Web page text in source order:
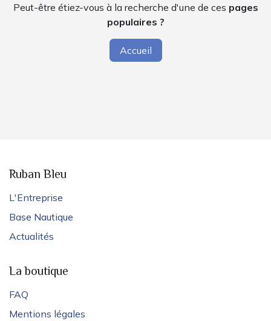
Peut-être étiez-vous à la recherche d'une de ces pages
populaires ?
Accueil
Ruban Bleu
L'Entreprise
Base Nautique
Actualités
La boutique
FAQ
Mentions légales